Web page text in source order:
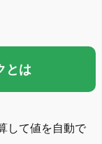
とは
して値を自動で